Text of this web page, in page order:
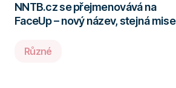
NNTB.cz se přejmenovává na
FaceUp – nový název, stejná mise
Různé